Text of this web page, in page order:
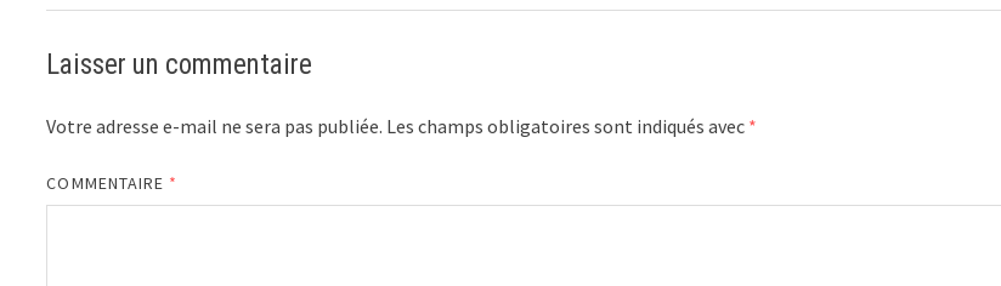
Laisser un commentaire
Votre adresse e-mail ne sera pas publiée. Les champs obligatoires sont indiqués avec *
COMMENTAIRE *